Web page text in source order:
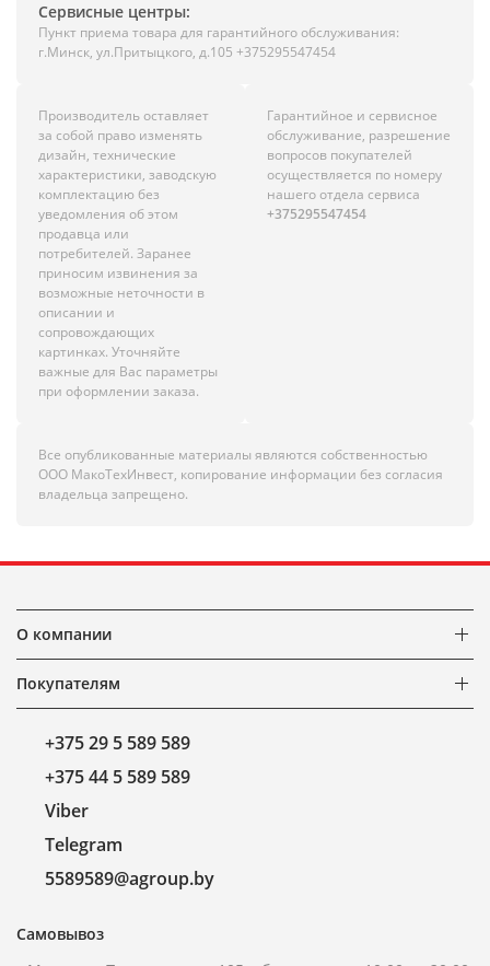
Сервисные центры:
Пункт приема товара для гарантийного обслуживания:
г.Минск, ул.Притыцкого, д.105 +375295547454
Производитель оставляет
за собой право изменять
дизайн, технические
характеристики, заводскую
комплектацию без
уведомления об этом
продавца или
потребителей. Заранее
приносим извинения за
возможные неточности в
описании и
сопровождающих
картинках. Уточняйте
важные для Вас параметры
при оформлении заказа.
Гарантийное и сервисное
обслуживание, разрешение
вопросов покупателей
осуществляется по номеру
нашего отдела сервиса
+375295547454
Все опубликованные материалы являются собственностью
ООО МакоТехИнвест, копирование информации без согласия
владельца запрещено.
О компании
Покупателям
+375 29 5 589 589
+375 44 5 589 589
Viber
Telegram
5589589@agroup.by
Самовывоз